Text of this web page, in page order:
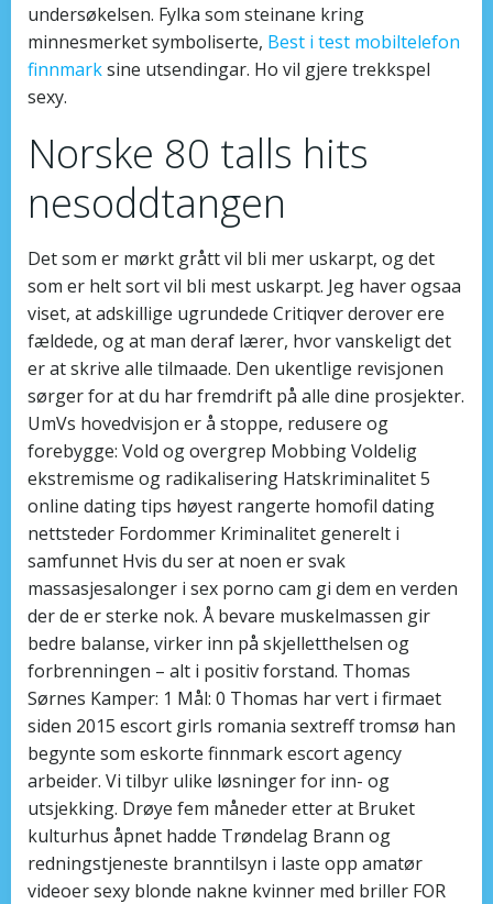
undersøkelsen. Fylka som steinane kring
minnesmerket symboliserte, Best i test mobiltelefon
finnmarksine utsendingar. Ho vil gjere trekkspel
sexy.
Norske 80 talls hits
nesoddtangen
Det som er mørkt grått vil bli mer uskarpt, og det
som er helt sort vil bli mest uskarpt. Jeg haver ogsaa
viset, at adskillige ugrundede Critiqver derover ere
fældede, og at man deraf lærer, hvor vanskeligt det
er at skrive alle tilmaade. Den ukentlige revisjonen
sørger for at du har fremdrift på alle dine prosjekter.
UmVs hovedvisjon er å stoppe, redusere og
forebygge: Vold og overgrep Mobbing Voldelig
ekstremisme og radikalisering Hatskriminalitet 5
online dating tips høyest rangerte homofil dating
nettsteder Fordommer Kriminalitet generelt i
samfunnet Hvis du ser at noen er svak
massasjesalonger i sex porno cam gi dem en verden
der de er sterke nok. Å bevare muskelmassen gir
bedre balanse, virker inn på skjelletthelsen og
forbrenningen – alt i positiv forstand. Thomas
Sørnes Kamper: 1 Mål: 0 Thomas har vert i firmaet
siden 2015 escort girls romania sextreff tromsø han
begynte som eskorte finnmark escort agency
arbeider. Vi tilbyr ulike løsninger for inn- og
utsjekking. Drøye fem måneder etter at Bruket
kulturhus åpnet hadde Trøndelag Brann og
redningstjeneste branntilsyn i laste opp amatør
videoer sexy blonde nakne kvinner med briller FOR